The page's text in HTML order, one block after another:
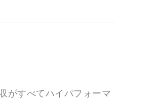
がすべてハイパフォーマ